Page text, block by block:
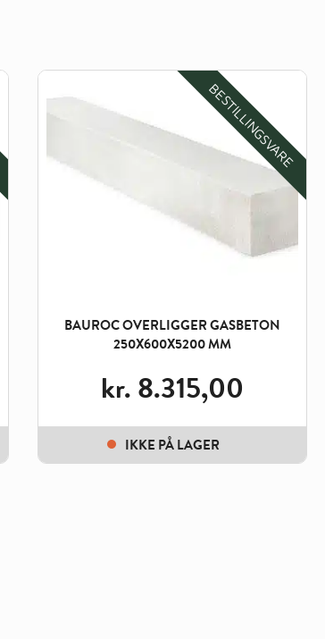
BESTILLINGSVARE
BAUROC OVERLIGGER GASBETON
250X600X5200 MM
kr.8.315,00
IKKE PÅ LAGER